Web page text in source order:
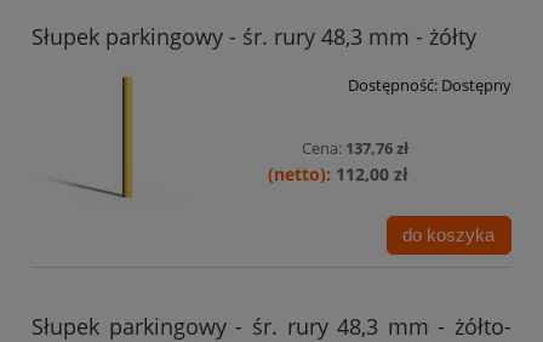
Słupek parkingowy - śr. rury 48,3 mm - żółty
Dostępność: Dostępny
Cena: 137,76 zł
112,00 zł
do koszyka
Słupek parkingowy - śr. rury 48,3 mm - żółto-